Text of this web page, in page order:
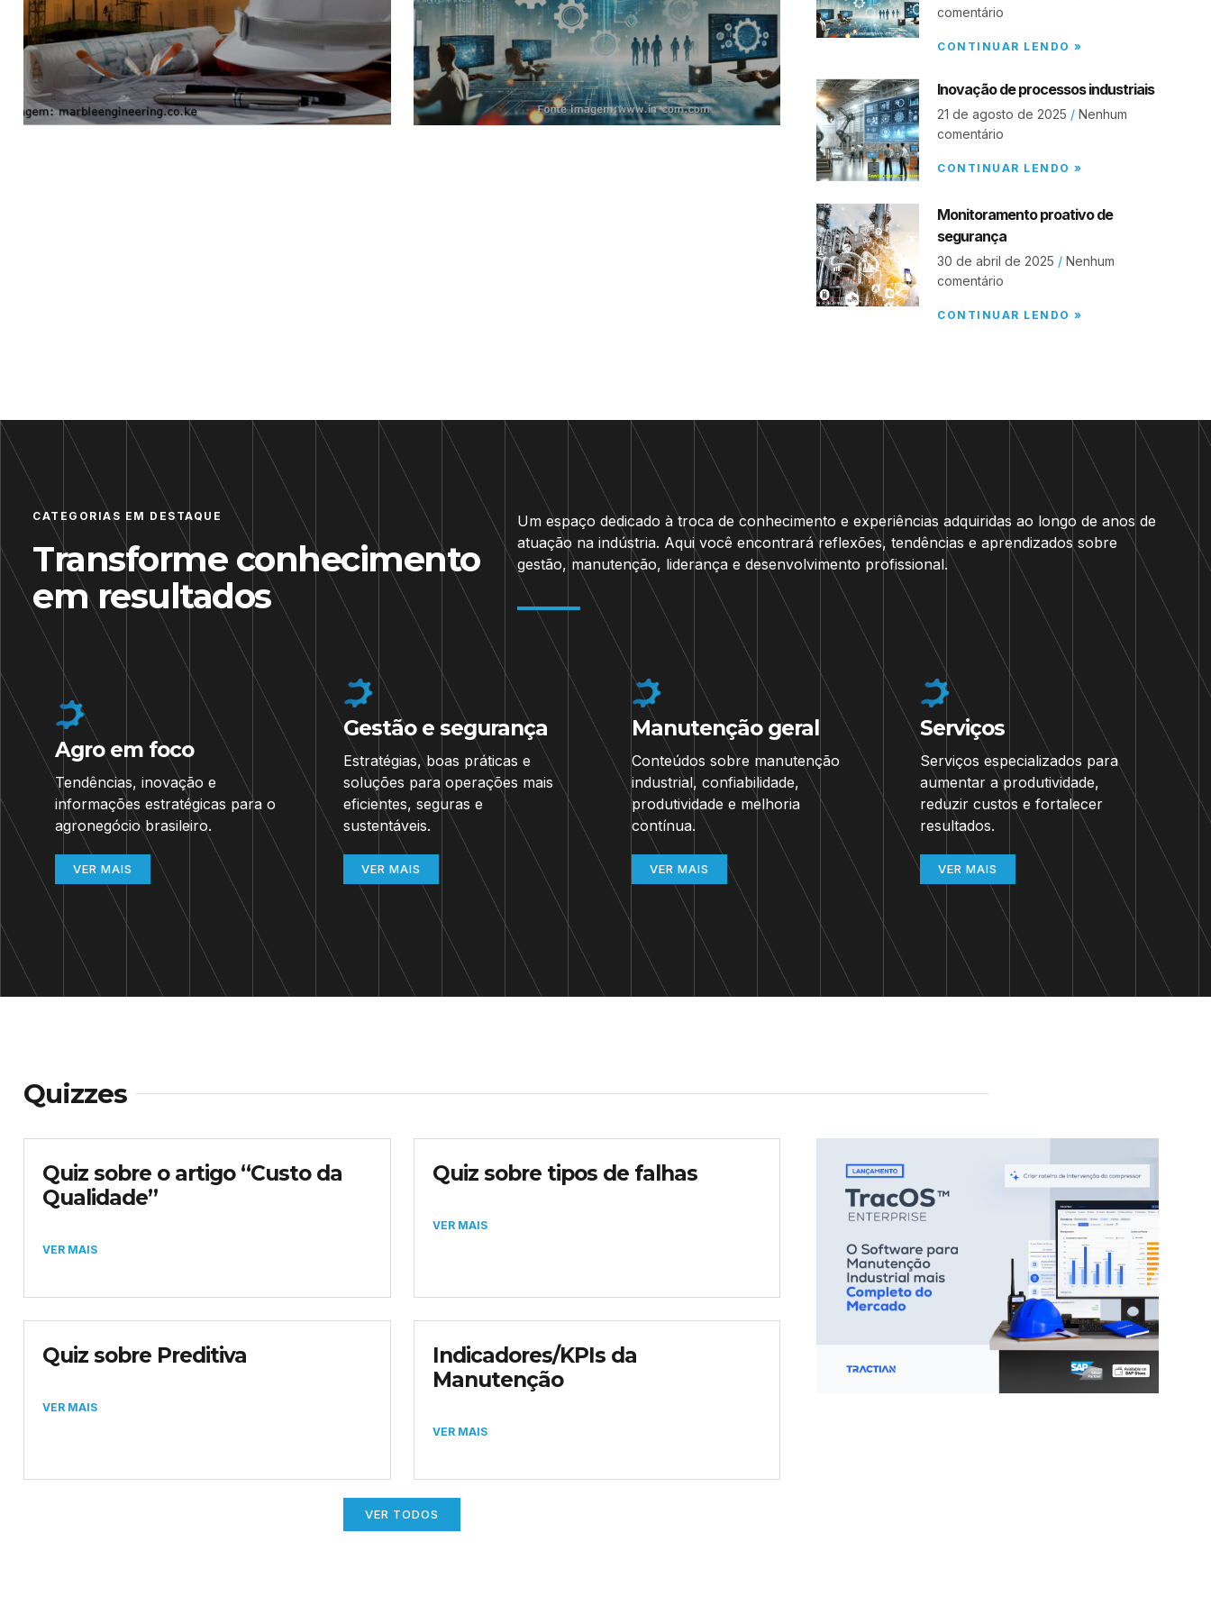
comentário
CONTINUAR LENDO »
Inovação de processos industriais
21 de agosto de 2025
Nenhum
comentário
CONTINUAR LENDO »
Monitoramento proativo de
segurança
30 de abril de 2025
Nenhum
comentário
CONTINUAR LENDO »
CATEGORIAS EM DESTAQUE
Transforme conhecimento
em resultados
Um espaço dedicado à troca de conhecimento e experiências adquiridas ao longo de anos de
atuação na indústria. Aqui você encontrará reflexões, tendências e aprendizados sobre
gestão, manutenção, liderança e desenvolvimento profissional.
Agro em foco
Tendências, inovação e
informações estratégicas para o
agronegócio brasileiro.
VER MAIS
Gestão e segurança
Estratégias, boas práticas e
soluções para operações mais
eficientes, seguras e
sustentáveis.
VER MAIS
Manutenção geral
Conteúdos sobre manutenção
industrial, confiabilidade,
produtividade e melhoria
contínua.
VER MAIS
Serviços
Serviços especializados para
aumentar a produtividade,
reduzir custos e fortalecer
resultados.
VER MAIS
Quizzes
Quiz sobre o artigo “Custo da
Qualidade”
VER MAIS
Quiz sobre tipos de falhas
VER MAIS
Quiz sobre Preditiva
VER MAIS
Indicadores/KPIs da
Manutenção
VER MAIS
VER TODOS